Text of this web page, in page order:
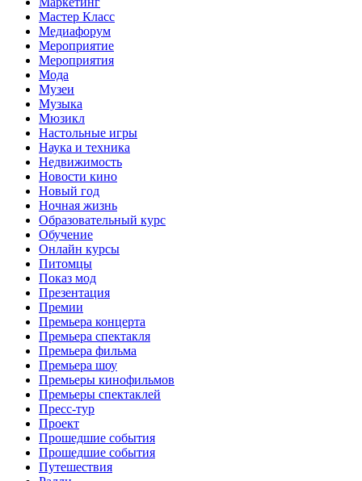
Мастер Класс
Медиафорум
Мероприятие
Мероприятия
Мода
Музеи
Музыка
Мюзикл
Настольные игры
Наука и техника
Недвижимость
Новости кино
Новый год
Ночная жизнь
Образовательный курс
Обучение
Онлайн курсы
Питомцы
Показ мод
Презентация
Премии
Премьера концерта
Премьера спектакля
Премьера фильма
Премьера шоу
Премьеры кинофильмов
Премьеры спектаклей
Пресс-тур
Проект
Прошедшие события
Прошедшие события
Путешествия